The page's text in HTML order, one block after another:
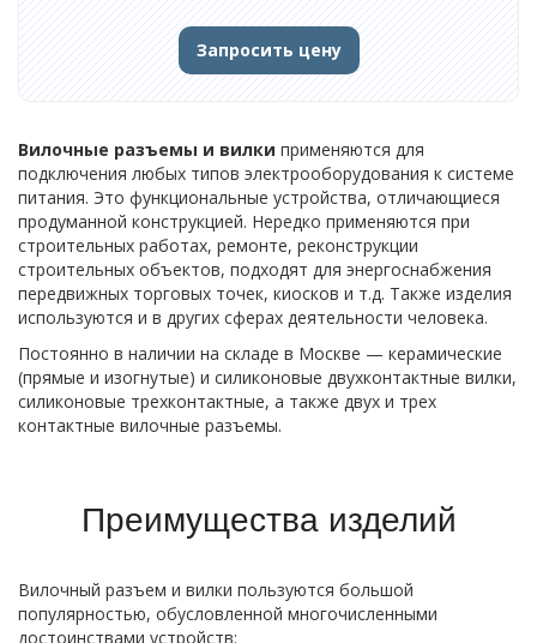
Нагреватели гибкие высокотемпературные
Гибкие ленточные нагреватели (ЭНГЛ)
Инфракрасные нагреватели/излучатели
Нагреватели инфракрасные изогнутые NS
Нагреватели инфракрасные плоские (NP)
Нагреватели кварцевые
Кварцевые нагреватели/кассеты
Трубчатые кварцевые нагреватели
Позисторные обогреватели шкафов автоматики
Нагреватели ёмкостей
Запросить цену
Вилочные разъемы и вилки применяются для
подключения любых типов электрооборудования к системе
питания. Это функциональные устройства, отличающиеся
продуманной конструкцией. Нередко применяются при
строительных работах, ремонте, реконструкции
строительных объектов, подходят для энергоснабжения
передвижных торговых точек, киосков и т.д. Также изделия
используются и в других сферах деятельности человека.
Постоянно в наличии на складе в Москве — керамические
(прямые и изогнутые) и силиконовые двухконтактные вилки,
силиконовые трехконтактные, а также двух и трех
контактные вилочные разъемы.
Преимущества изделий
Вилочный разъем и вилки пользуются большой
популярностью, обусловленной многочисленными
достоинствами устройств: